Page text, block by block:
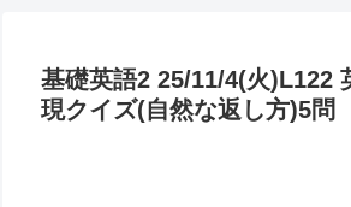
基礎英語2 25/11/4(火)L122
現クイズ(自然な返し方)5問